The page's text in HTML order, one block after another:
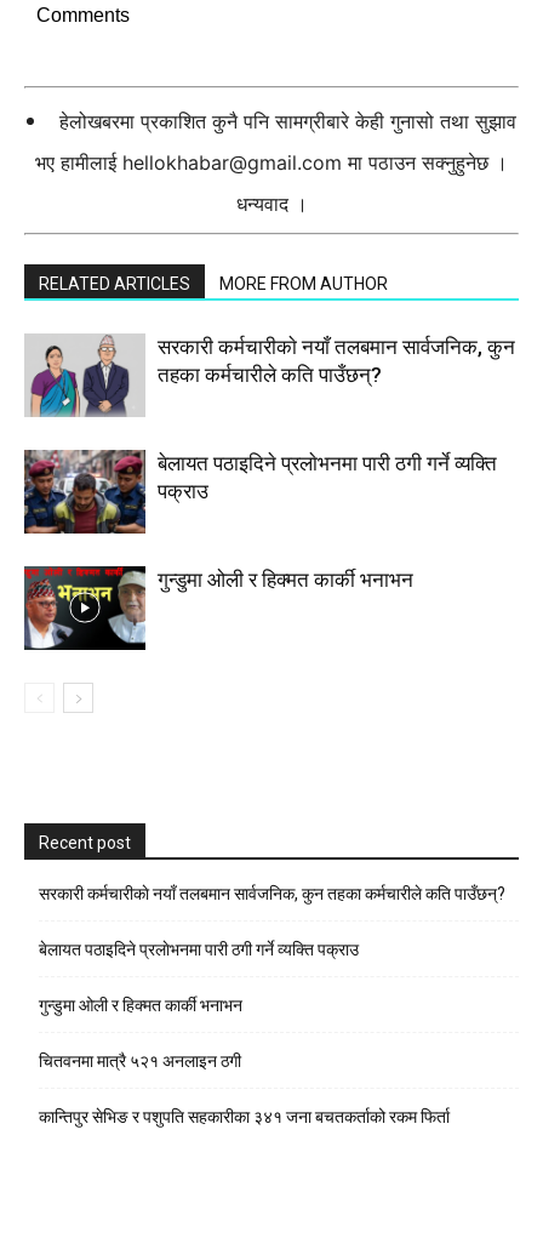
Comments
हेलोखबरमा प्रकाशित कुनै पनि सामग्रीबारे केही गुनासो तथा सुझाव
भए हामीलाई hellokhabar@gmail.com मा पठाउन सक्नुहुनेछ ।
धन्यवाद ।
RELATED ARTICLES MORE FROM AUTHOR
सरकारी कर्मचारीकाे नयाँ तलबमान सार्वजनिक, कुन
तहका कर्मचारीले कति पाउँछन्?
बेलायत पठाइदिने प्रलाेभनमा पारी ठगी गर्ने व्यक्ति
पक्राउ
गुन्डुमा ओली र हिक्मत कार्की भनाभन
Recent post
सरकारी कर्मचारीकाे नयाँ तलबमान सार्वजनिक, कुन तहका कर्मचारीले कति पाउँछन्?
बेलायत पठाइदिने प्रलाेभनमा पारी ठगी गर्ने व्यक्ति पक्राउ
गुन्डुमा ओली र हिक्मत कार्की भनाभन
चितवनमा मात्रै ५२१ अनलाइन ठगी
कान्तिपुर सेभिङ र पशुपति सहकारीका ३४१ जना बचतकर्ताको रकम फिर्ता